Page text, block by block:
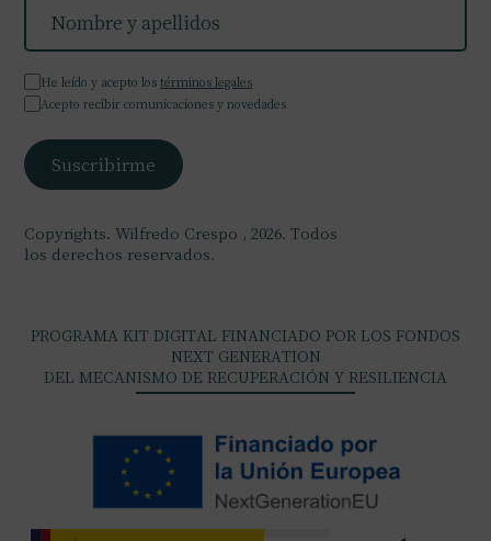
He leído y acepto los términos legales
Acepto recibir comunicaciones y novedades
Copyrights. Wilfredo Crespo , 2026. Todos
los derechos reservados.
PROGRAMA KIT DIGITAL FINANCIADO POR LOS FONDOS
NEXT GENERATION
DEL MECANISMO DE RECUPERACIÓN Y RESILIENCIA